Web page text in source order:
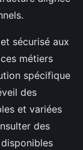
sécurisé aux
métiers
spécifique
des
et variées
des